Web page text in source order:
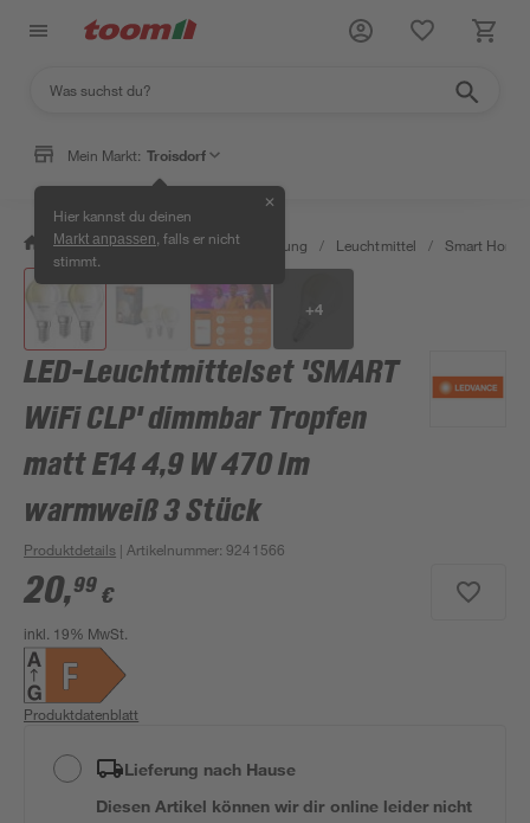
Mein Markt: Troisdorf
Hier kannst du deinen
Markt anpassen , falls er nicht
stimmt.
✕
/ Wohnen & Haushalt / Beleuchtung / Leuchtmittel / Smart Home
+4
LED-Leuchtmittelset 'SMART
WiFi CLP' dimmbar Tropfen
matt E14 4,9 W 470 lm
warmweiß 3 Stück
Produktdetails | Artikelnummer:9241566
20,99 €
inkl. 19% MwSt.
Produktdatenblatt
Lieferung nach Hause
Diesen Artikel können wir dir online leider nicht